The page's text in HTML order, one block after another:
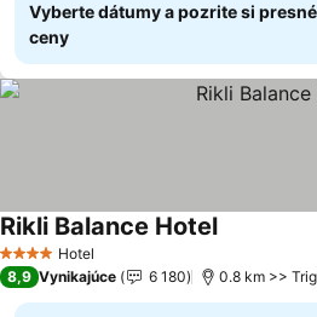
Vyberte dátumy a pozrite si presné
ceny
4 Počet hviezdičiek
Hotel
Rikli Balance Hotel
8,9 Vynikajúce 6 180 0.8 km >>